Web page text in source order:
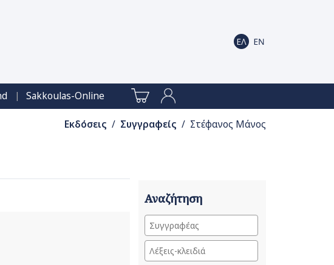
| Sakkoulas-Online
Εκδόσεις / Συγγραφείς / Στέφανος Μάνος
Αναζήτηση